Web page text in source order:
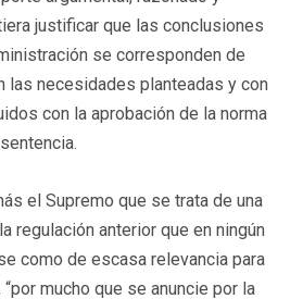
justificar que las conclusiones
se corresponden de
las necesidades planteadas y con
con la aprobación de la norma
el Supremo que se trata de una
regulación anterior que en ningún
como de escasa relevancia para
mucho que se anuncie por la